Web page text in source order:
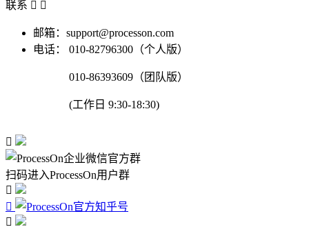
联系  
邮箱：support@processon.com
电话：
010-82796300（个人版）
010-86393609（团队版）
(工作日 9:30-18:30)

扫码进入ProcessOn用户群


